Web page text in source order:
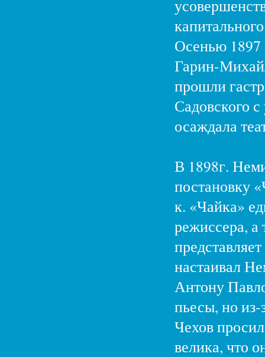
Осенью 1897
Гарин-
прошли
Садовского
осаждала
В 1898г.
постановку
к. «Чайка»
режиссера,
настаивал
Антону
пьесы, но из-
Чехов
велика, что